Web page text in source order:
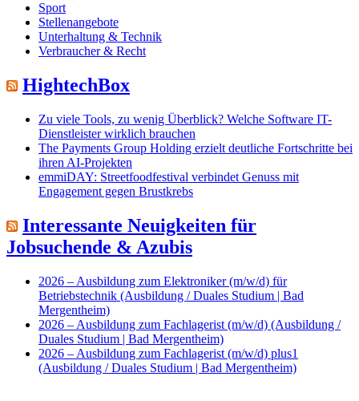
Sport
Stellenangebote
Unterhaltung & Technik
Verbraucher & Recht
HightechBox
Zu viele Tools, zu wenig Überblick? Welche Software IT-
Dienstleister wirklich brauchen
The Payments Group Holding erzielt deutliche Fortschritte bei
ihren AI-Projekten
emmiDAY: Streetfoodfestival verbindet Genuss mit
Engagement gegen Brustkrebs
Interessante Neuigkeiten für
Jobsuchende & Azubis
2026 – Ausbildung zum Elektroniker (m/w/d) für
Betriebstechnik (Ausbildung / Duales Studium | Bad
Mergentheim)
2026 – Ausbildung zum Fachlagerist (m/w/d) (Ausbildung /
Duales Studium | Bad Mergentheim)
2026 – Ausbildung zum Fachlagerist (m/w/d) plus1
(Ausbildung / Duales Studium | Bad Mergentheim)